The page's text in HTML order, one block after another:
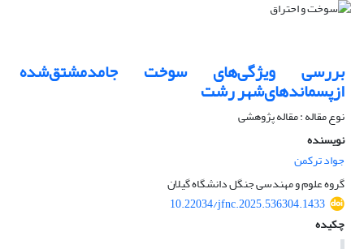
بررسی ویژگی‌های سوخت جامد‌مشتق‌شده
ازپسماندهای‌شهر رشت
نوع مقاله : مقاله پژوهشی
نویسنده
جواد ترکمن
گروه علوم و مهندسی جنگل دانشگاه گیلان
10.22034/jfnc.2025.536304.1433
چکیده